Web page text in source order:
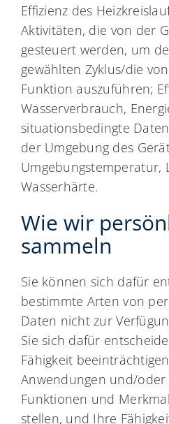
Effizienz des
Aktivitäten, die von der
gesteuert werden, um
gewählten Zyklus/die
Funktion auszuführen;
Wasserverbrauch,
situationsbedingte
der Umgebung des
Umgebungstemperatur,
Wasserhärte.
Wie wir
sammeln
Sie können sich dafür
bestimmte Arten von
Daten nicht zur
Sie sich dafür
Fähigkeit
Anwendungen und/
Funktionen und
stellen, und Ihre